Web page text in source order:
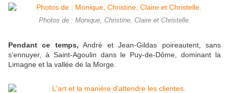
Photos de : Monique, Christine, Claire et Christelle.
Pendant ce temps, André et Jean-Gildas poireautent, sans
s'ennuyer, à Saint-Agoulin dans le Puy-de-Dôme, dominant la
Limagne et la vallée de la Morge.